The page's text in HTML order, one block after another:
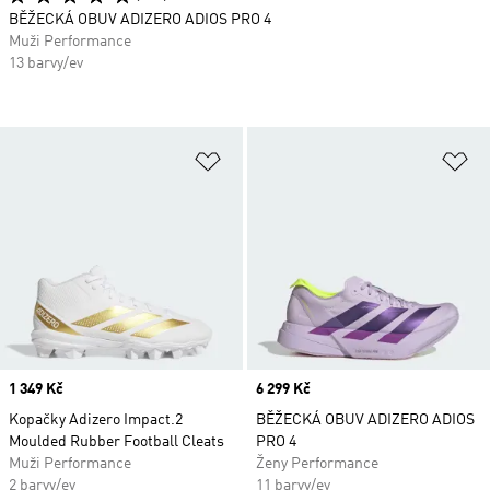
Price
1 349 Kč
Kopačky Adizero Impact.2
Moulded Rubber Football Cleats
Muži Performance
2 barvy/ev
Price
6 299 Kč
BĚŽECKÁ OBUV ADIZERO ADIOS
PRO 4
Ženy Performance
11 barvy/ev
BĚŽECKÁ OBUV ADIZERO ADIOS PRO 4
Muži Performance
13 barvy/ev